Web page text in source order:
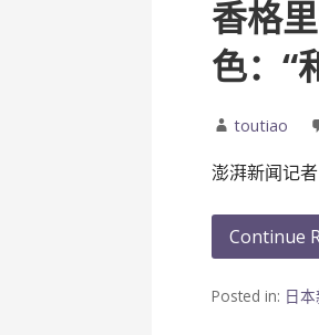
香格
色：“
toutiao
澎湃新闻记
Continue
Posted in: 日